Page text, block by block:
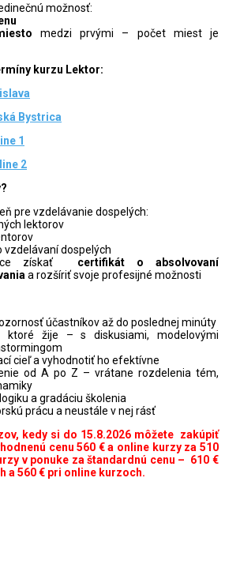
možnosť:
medzi prvými – počet miest je
kurzu Lektor:
Bystrica
1
2
pre vzdelávanie dospelých:
lektorov
vzdelávaní dospelých
získať
certifikát o absolvovaní
a rozšíriť svoje profesijné možnosti
účastníkov až do poslednej minúty
ktoré žije – s diskusiami, modelovými
cieľ a vyhodnotiť ho efektívne
od A po Z – vrátane rozdelenia tém,
a gradáciu školenia
prácu a neustále v nej rásť
kedy si do 15.8.2026 môžete zakúpiť
cenu 560 € a online kurzy za 510
v ponuke za štandardnú cenu – 610 €
a 560 € pri online kurzoch.